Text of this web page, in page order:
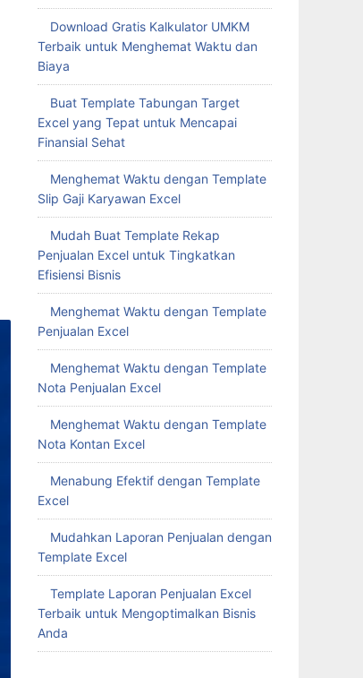
Download Gratis Kalkulator UMKM
Terbaik untuk Menghemat Waktu dan
Biaya
Buat Template Tabungan Target
Excel yang Tepat untuk Mencapai
Finansial Sehat
Menghemat Waktu dengan Template
Slip Gaji Karyawan Excel
Mudah Buat Template Rekap
Penjualan Excel untuk Tingkatkan
Efisiensi Bisnis
Menghemat Waktu dengan Template
Penjualan Excel
Menghemat Waktu dengan Template
Nota Penjualan Excel
Menghemat Waktu dengan Template
Nota Kontan Excel
Menabung Efektif dengan Template
Excel
Mudahkan Laporan Penjualan dengan
Template Excel
Template Laporan Penjualan Excel
Terbaik untuk Mengoptimalkan Bisnis
Anda